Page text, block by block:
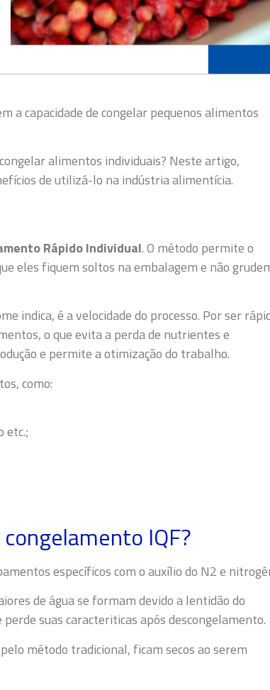
a capacidade de congelar pequenos alimentos
alimentos individuais? Neste artigo,
de utilizá-lo na indústria alimentícia.
Rápido Individual. O método permite o
eles fiquem soltos na embalagem e não
indica, é a velocidade do processo. Por ser
o que evita a perda de nutrientes e
e permite a otimização do trabalho.
como:
etc.;
IQF?
específicos com o auxílio do N2e
de água se formam devido a lentidão do
suas caracteriticas após descongelamento.
método tradicional, ficam secos ao serem